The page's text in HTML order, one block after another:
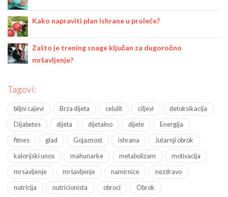
Kako napraviti plan ishrane u proleće?
Zašto je trening snage ključan za dugoročno
mršavljenje?
Tagovi:
biljni cajevi Brza dijeta celulit ciljevi detoksikacija
Dijabetes dijeta dijetalno dijete Energija
fitnes glad Gojaznost ishrana Jutarnji obrok
kalorijski unos mahunarke metabolizam motivacija
mrsavljenje mršavljenje namirnice nezdravo
nutricija nutricionista obroci Obrok